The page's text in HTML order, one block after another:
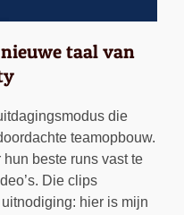
nieuwe taal van
die
teamopbouw.
beste runs vast te
Die clips
hier is mijn